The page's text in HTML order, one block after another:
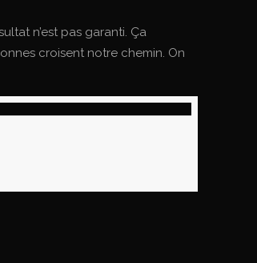
n’est pas garanti. Ça
croisent notre chemin. On